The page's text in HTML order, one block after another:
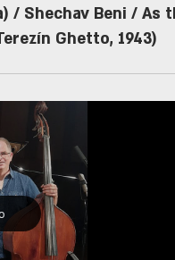
/ Shechav Beni / As
Ghetto, 1943)